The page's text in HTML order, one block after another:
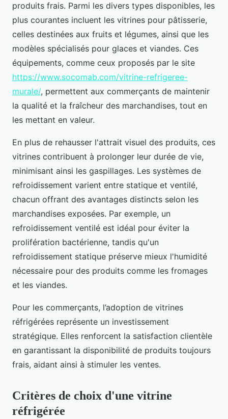
produits frais. Parmi les divers types disponibles, les
plus courantes incluent les vitrines pour pâtisserie,
celles destinées aux fruits et légumes, ainsi que les
modèles spécialisés pour glaces et viandes. Ces
équipements, comme ceux proposés par le site
https://www.socomab.com/vitrine-refrigeree-
murale/, permettent aux commerçants de maintenir
la qualité et la fraîcheur des marchandises, tout en
les mettant en valeur.
En plus de rehausser l'attrait visuel des produits, ces
vitrines contribuent à prolonger leur durée de vie,
minimisant ainsi les gaspillages. Les systèmes de
refroidissement varient entre statique et ventilé,
chacun offrant des avantages distincts selon les
marchandises exposées. Par exemple, un
refroidissement ventilé est idéal pour éviter la
prolifération bactérienne, tandis qu'un
refroidissement statique préserve mieux l'humidité
nécessaire pour des produits comme les fromages
et les viandes.
Pour les commerçants, l’adoption de vitrines
réfrigérées représente un investissement
stratégique. Elles renforcent la satisfaction clientèle
en garantissant la disponibilité de produits toujours
frais, aidant ainsi à stimuler les ventes.
Critères de choix d'une vitrine
réfrigérée